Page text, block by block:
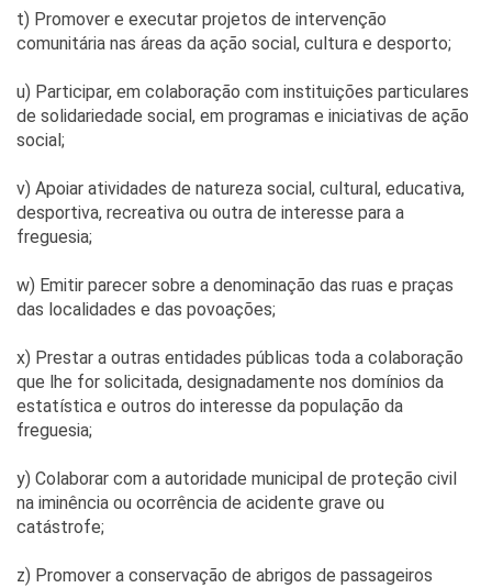
t) Promover e executar projetos de intervenção
comunitária nas áreas da ação social, cultura e desporto;
u) Participar, em colaboração com instituições particulares
de solidariedade social, em programas e iniciativas de ação
social;
v) Apoiar atividades de natureza social, cultural, educativa,
desportiva, recreativa ou outra de interesse para a
freguesia;
w) Emitir parecer sobre a denominação das ruas e praças
das localidades e das povoações;
x) Prestar a outras entidades públicas toda a colaboração
que lhe for solicitada, designadamente nos domínios da
estatística e outros do interesse da população da
freguesia;
y) Colaborar com a autoridade municipal de proteção civil
na iminência ou ocorrência de acidente grave ou
catástrofe;
z) Promover a conservação de abrigos de passageiros